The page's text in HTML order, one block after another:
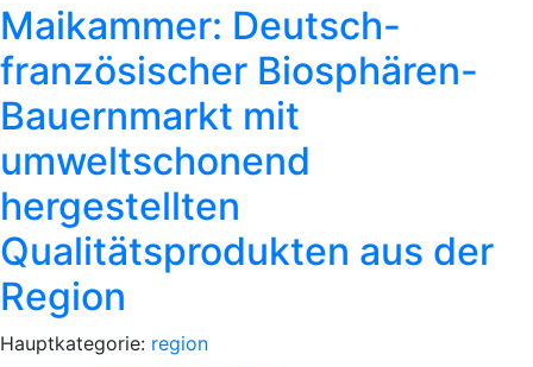
Maikammer: Deutsch-
französischer Biosphären-
Bauernmarkt mit
umweltschonend
hergestellten
Qualitätsprodukten aus der
Region
Hauptkategorie: region